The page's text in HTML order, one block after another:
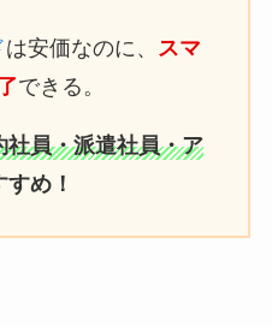
は安価なのに、
スマ
できる。
社員・派遣社員・ア
め！